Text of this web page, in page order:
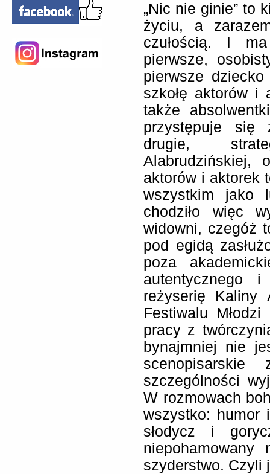
„Nic nie ginie” to
życiu, a
czułością. I
pierwsze,
pierwsze dziecko
szkołę aktorów i
także
przystępuje się
drugie,
Alabrudzińskiej,
aktorów i aktorek
wszystkim jako
chodziło więc
widowni, czegóż
pod egidą
poza
autentycznego
reżyserię Kaliny
Festiwalu
pracy z
bynajmniej nie
scenopisarskie
szczególności
W rozmowach
wszystko: humor
słodycz i
niepohamowany
szyderstwo. Czyli